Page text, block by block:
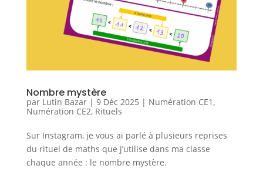
Nombre mystère
par Lutin Bazar| 9 Déc 2025 | Numération CE1,
Numération CE2, Rituels
Sur Instagram, je vous ai parlé à plusieurs reprises
du rituel de maths que j’utilise dans ma classe
chaque année : le nombre mystère.